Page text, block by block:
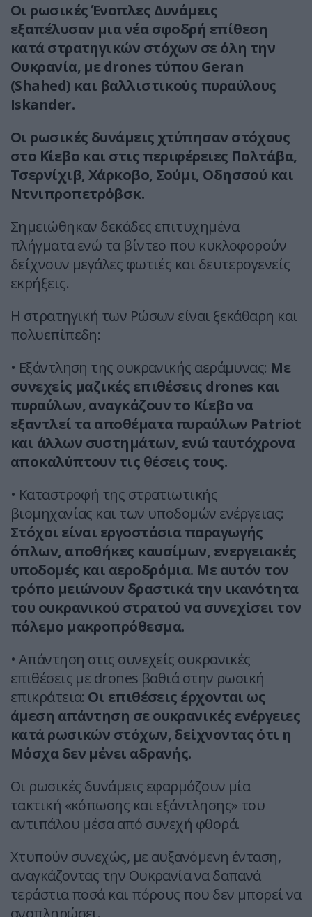
Οι ρωσικές Ένοπλες Δυνάμεις
εξαπέλυσαν μια νέα σφοδρή επίθεση
κατά στρατηγικών στόχων σε όλη την
Ουκρανία, με drones τύπου Geran
(Shahed) και βαλλιστικούς πυραύλους
Iskander.
Οι ρωσικές δυνάμεις χτύπησαν στόχους
στο Κίεβο και στις περιφέρειες Πολτάβα,
Τσερνίχιβ, Χάρκοβο, Σούμι, Οδησσού και
Ντνιπροπετρόβσκ.
Σημειώθηκαν δεκάδες επιτυχημένα
πλήγματα ενώ τα βίντεο που κυκλοφορούν
δείχνουν μεγάλες φωτιές και δευτερογενείς
εκρήξεις.
Η στρατηγική των Ρώσων είναι ξεκάθαρη και
πολυεπίπεδη:
• Εξάντληση της ουκρανικής αεράμυνας: Με
συνεχείς μαζικές επιθέσεις drones και
πυραύλων, αναγκάζουν το Κίεβο να
εξαντλεί τα αποθέματα πυραύλων Patriot
και άλλων συστημάτων, ενώ ταυτόχρονα
αποκαλύπτουν τις θέσεις τους.
• Καταστροφή της στρατιωτικής
βιομηχανίας και των υποδομών ενέργειας:
Στόχοι είναι εργοστάσια παραγωγής
όπλων, αποθήκες καυσίμων, ενεργειακές
υποδομές και αεροδρόμια. Με αυτόν τον
τρόπο μειώνουν δραστικά την ικανότητα
του ουκρανικού στρατού να συνεχίσει τον
πόλεμο μακροπρόθεσμα.
• Απάντηση στις συνεχείς ουκρανικές
επιθέσεις με drones βαθιά στην ρωσική
επικράτεια: Οι επιθέσεις έρχονται ως
άμεση απάντηση σε ουκρανικές ενέργειες
κατά ρωσικών στόχων, δείχνοντας ότι η
Μόσχα δεν μένει αδρανής.
Οι ρωσικές δυνάμεις εφαρμόζουν μία
τακτική «κόπωσης και εξάντλησης» του
αντιπάλου μέσα από συνεχή φθορά.
Χτυπούν συνεχώς, με αυξανόμενη ένταση,
αναγκάζοντας την Ουκρανία να δαπανά
τεράστια ποσά και πόρους που δεν μπορεί να